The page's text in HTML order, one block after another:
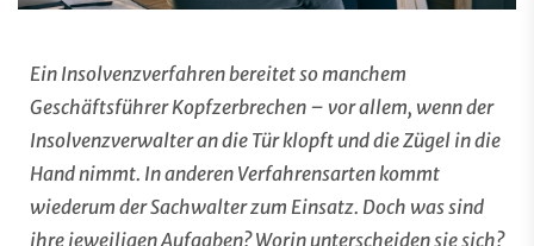
Ein Insolvenzverfahren bereitet so manchem
Geschäftsführer Kopfzerbrechen – vor allem, wenn der
Insolvenzverwalter an die Tür klopft und die Zügel in die
Hand nimmt. In anderen Verfahrensarten kommt
wiederum der Sachwalter zum Einsatz. Doch was sind
ihre jeweiligen Aufgaben? Worin unterscheiden sie sich?